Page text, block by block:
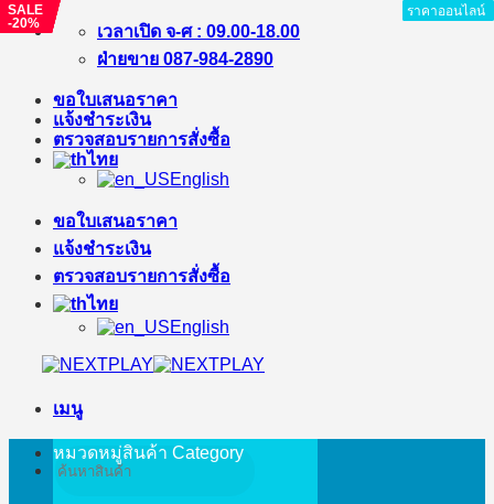
ข้าม
เนื้อหา
เวลาเปิด จ-ศ : 09.00-18.00
ฝ่ายขาย 087-984-2890
ขอใบเสนอราคา
แจ้งชำระเงิน
ตรวจสอบรายการสั่งซื้อ
ไทย
English
ขอใบเสนอราคา
แจ้งชำระเงิน
ตรวจสอบรายการสั่งซื้อ
ไทย
English
เมนู
ค้นหา:
หมวดหมู่สินค้า Category
ราคาออนไลน์
ราคาออนไลน์
SALE
-%
ราคาออนไลน์
ราคาออนไลน์
SALE
-39%
ราคาออนไลน์
ราคาออนไลน์
SALE
-9%
ราคาออนไลน์
SALE
-%
ราคาออนไลน์
SALE
-20%
ราคาออนไลน์